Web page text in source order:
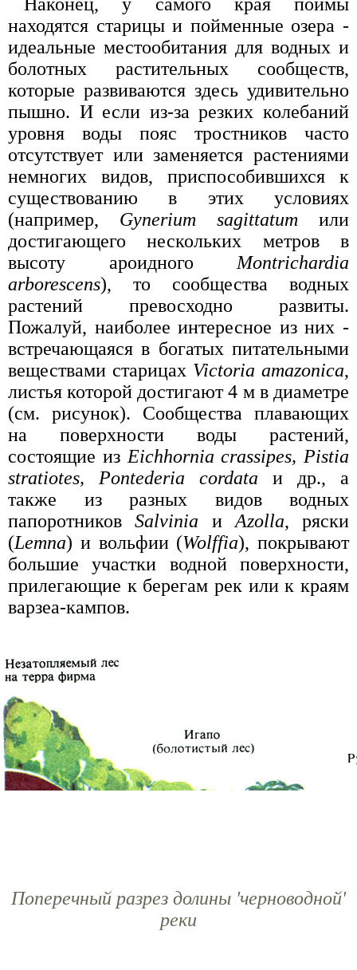
находятся старицы и пойменные озера -
идеальные местообитания для водных и
болотных растительных сообществ,
которые развиваются здесь удивительно
пышно. И если из-за резких колебаний
уровня воды пояс тростников часто
отсутствует или заменяется растениями
немногих видов, приспособившихся к
существованию в этих условиях
(например, Gynerium sagittatum или
достигающего нескольких метров в
высоту ароидного Montrichardia
arborescens), то сообщества водных
растений превосходно развиты.
Пожалуй, наиболее интересное из них -
встречающаяся в богатых питательными
веществами старицах Victoria amazonica,
листья которой достигают 4 м в диаметре
(см. рисунок). Сообщества плавающих
на поверхности воды растений,
состоящие из Eichhornia crassipes, Pistia
stratiotes, Pontederia cordata и др., а
также из разных видов водных
папоротниковSalvinia и Azolla, ряски
(Lemna) и вольфии (Wolffia), покрывают
большие участки водной поверхности,
прилегающие к берегам рек или к краям
варзеа-кампов.
Поперечный разрез долины 'черноводной'
реки